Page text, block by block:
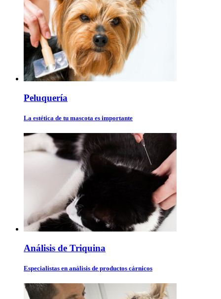
Peluquería
La estética de tu mascota es importante
Análisis de Triquina
Especialistas en análisis de productos cárnicos